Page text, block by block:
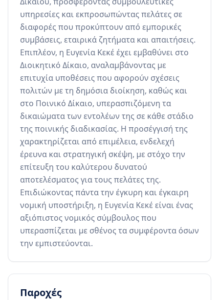
υπηρεσίες και εκπροσωπώντας πελάτες σε
διαφορές που προκύπτουν από εμπορικές
συμβάσεις, εταιρικά ζητήματα και απαιτήσεις.
Επιπλέον, η Ευγενία Κεκέ έχει εμβαθύνει στο
Διοικητικό Δίκαιο, αναλαμβάνοντας με
επιτυχία υποθέσεις που αφορούν σχέσεις
πολιτών με τη δημόσια διοίκηση, καθώς και
στο Ποινικό Δίκαιο, υπερασπιζόμενη τα
δικαιώματα των εντολέων της σε κάθε στάδιο
της ποινικής διαδικασίας. Η προσέγγισή της
χαρακτηρίζεται από επιμέλεια, ενδελεχή
έρευνα και στρατηγική σκέψη, με στόχο την
επίτευξη του καλύτερου δυνατού
αποτελέσματος για τους πελάτες της.
Επιδιώκοντας πάντα την έγκυρη και έγκαιρη
νομική υποστήριξη, η Ευγενία Κεκέ είναι ένας
αξιόπιστος νομικός σύμβουλος που
υπερασπίζεται με σθένος τα συμφέροντα όσων
την εμπιστεύονται.
Παροχές